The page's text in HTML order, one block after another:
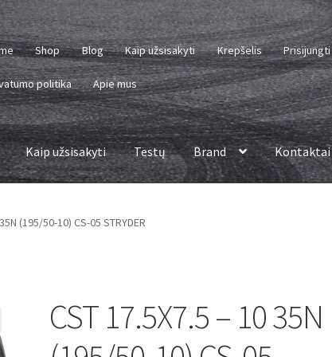
Shop Blog Kaip užsisakyti Krepšelis Prisijungti
politika Apie mus
Kaip užsisakyti Testų Brand Kontaktai
(195/50-10) CS-05 STRYDER
CST 17.5X7.5 – 10 35N